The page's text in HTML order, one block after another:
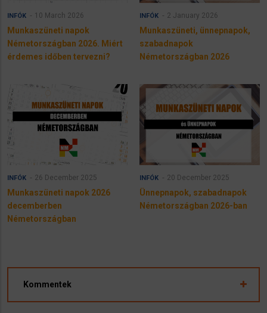
INFÓK 10 March 2026
Munkaszüneti napok
Németországban 2026. Miért
érdemes időben tervezni?
INFÓK 2 January 2026
Munkaszüneti, ünnepnapok,
szabadnapok
Németországban 2026
INFÓK 26 December 2025
Munkaszüneti napok 2026
decemberben
Németországban
INFÓK 20 December 2025
Ünnepnapok, szabadnapok
Németországban 2026-ban
Kommentek